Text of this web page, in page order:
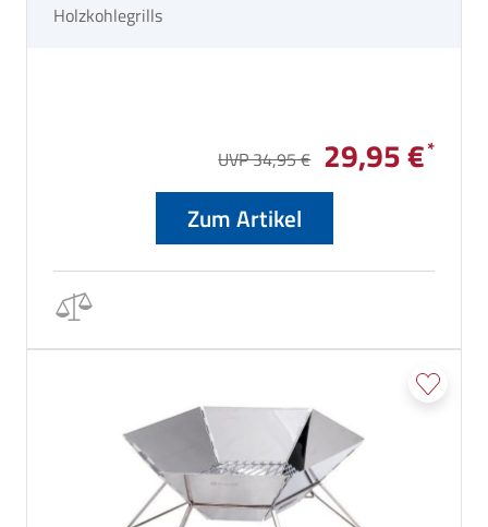
Holzkohlegrills
UVP 34,95 € 29,95 €
Zum Artikel